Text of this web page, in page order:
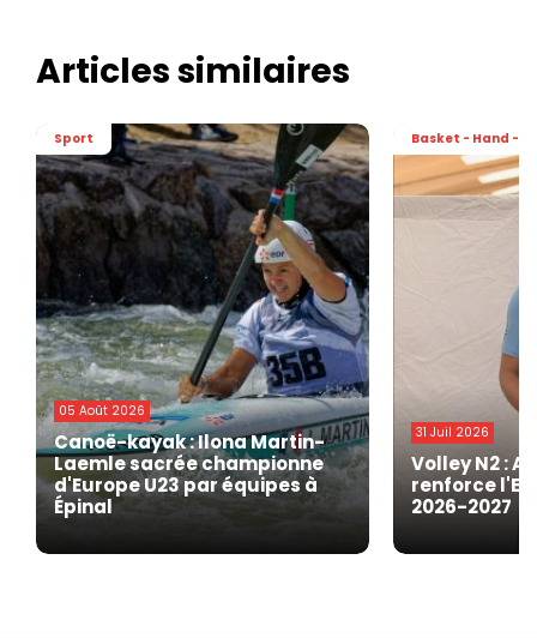
Articles similaires
Sport
05 Août 2026
Canoë-kayak : Ilona Martin-
Laemle sacrée championne
d'Europe U23 par équipes à
Épinal
Basket - Hand -
31 Juil 2026
Volley N2 :
renforce
2026-2027